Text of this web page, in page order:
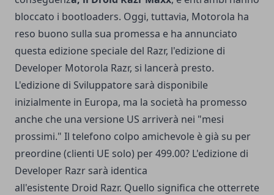
bloccato i bootloaders. Oggi, tuttavia, Motorola ha
reso buono sulla sua promessa e ha annunciato
questa edizione speciale del Razr, l'edizione di
Developer Motorola Razr, si lancerà presto.
L'edizione di Sviluppatore sarà disponibile
inizialmente in Europa, ma la società ha promesso
anche che una versione US arriverà nei "mesi
prossimi." Il telefono colpo amichevole è già su per
preordine (clienti UE solo) per 499.00? L'edizione di
Developer Razr sarà identica
all'esistente Droid Razr. Quello significa che otterrete